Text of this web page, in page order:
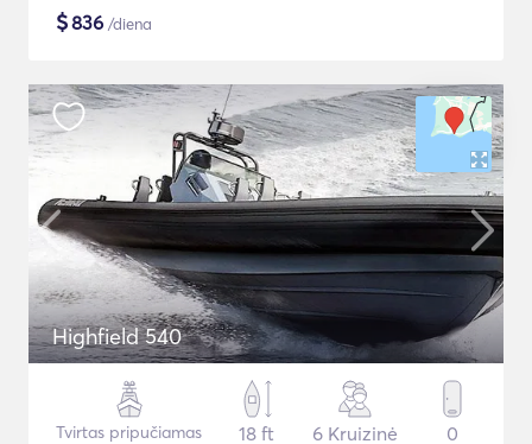
$836 /diena
Highfield 540
Tvirtas pripučiamas
18 ft
6 Kruizinė 0